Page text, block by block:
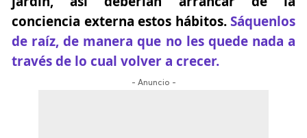
conciencia externa estos hábitos.Sáquenlos
de raíz, de manera que no les quede nada a
través de lo cual volver a crecer.
- Anuncio -